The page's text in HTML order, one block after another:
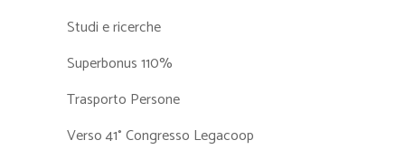
Studi e ricerche
Superbonus 110%
Trasporto Persone
Verso 41° Congresso Legacoop